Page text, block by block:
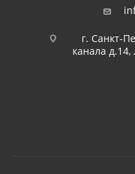
г. Санкт-
канала д.14,